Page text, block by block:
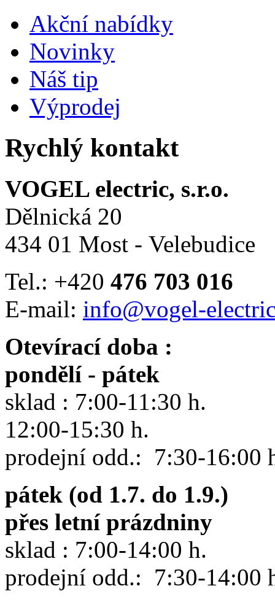
Akční nabídky
Novinky
Náš tip
Výprodej
Rychlý kontakt
VOGEL electric, s.r.o.
Dělnická 20
434 01 Most - Velebudice
Tel.: +420 476 703 016
E-mail: info@vogel-
Otevírací doba :
pondělí - pátek
sklad : 7:00-11:30 h.
12:00-15:30 h.
prodejní odd.: 7:30-16:00
pátek (od 1.7. do 1.9.)
přes letní prázdniny
sklad : 7:00-14:00 h.
prodejní odd.: 7:30-14:00